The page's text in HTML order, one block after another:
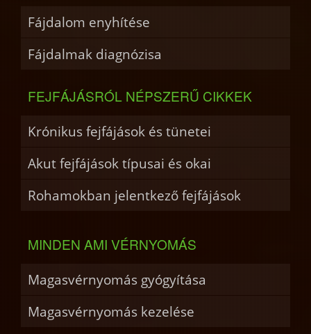
Fájdalom enyhítése
Fájdalmak diagnózisa
FEJFÁJÁSRÓL NÉPSZERŰ CIKKEK
Krónikus fejfájások és tünetei
Akut fejfájások típusai és okai
Rohamokban jelentkező fejfájások
MINDEN AMI VÉRNYOMÁS
Magasvérnyomás gyógyítása
Magasvérnyomás kezelése